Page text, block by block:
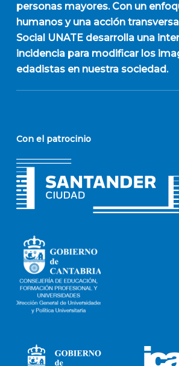
personas mayores. Con un
humanos y una acción
Social UNATE desarrolla una
incidencia para modificar los
edadistas en nuestra sociedad.
Con el patrocinio